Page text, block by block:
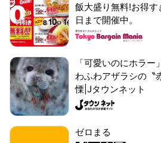
飯大盛り無料!お得
日まで開催中。
「可愛いのにホラ
わふわアザラシの〝
慄|Jタウンネット
ゼロまる